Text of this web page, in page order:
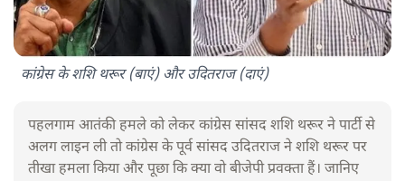
कांग्रेस के शशि थरूर (बाएं) और उदितराज (दाएं)
पहलगाम आतंकी हमले को लेकर कांग्रेस सांसद शशि थरूर ने पार्टी से
अलग लाइन ली तो कांग्रेस के पूर्व सांसद उदितराज ने शशि थरूर पर
तीखा हमला किया और पूछा कि क्या वो बीजेपी प्रवक्ता हैं। जानिए